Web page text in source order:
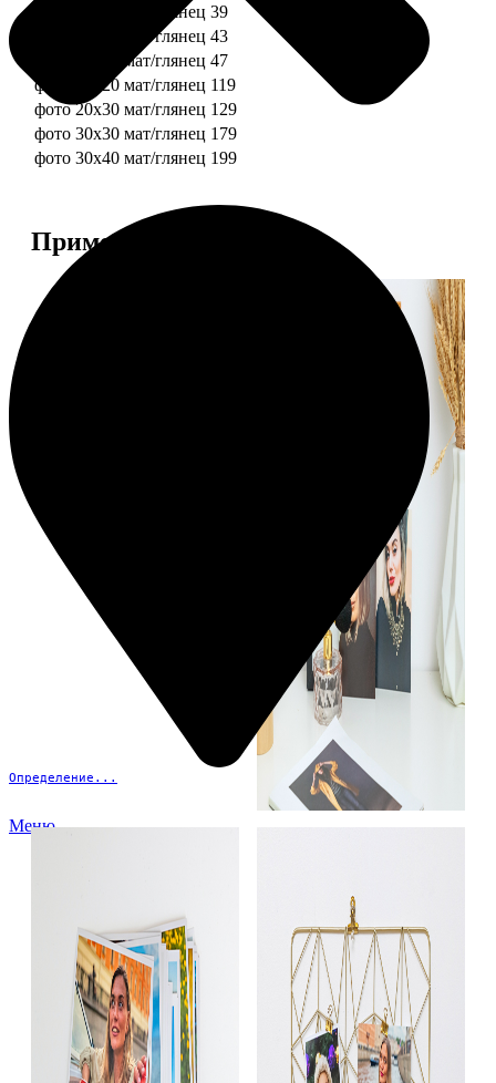
Определение...
Меню
фото 13х18 мат/глянец 39
фото 15х15 мат/глянец 43
фото 15х20 мат/глянец 47
фото 20х20 мат/глянец 119
фото 20х30 мат/глянец 129
фото 30х30 мат/глянец 179
фото 30х40 мат/глянец 199
Примеры работ